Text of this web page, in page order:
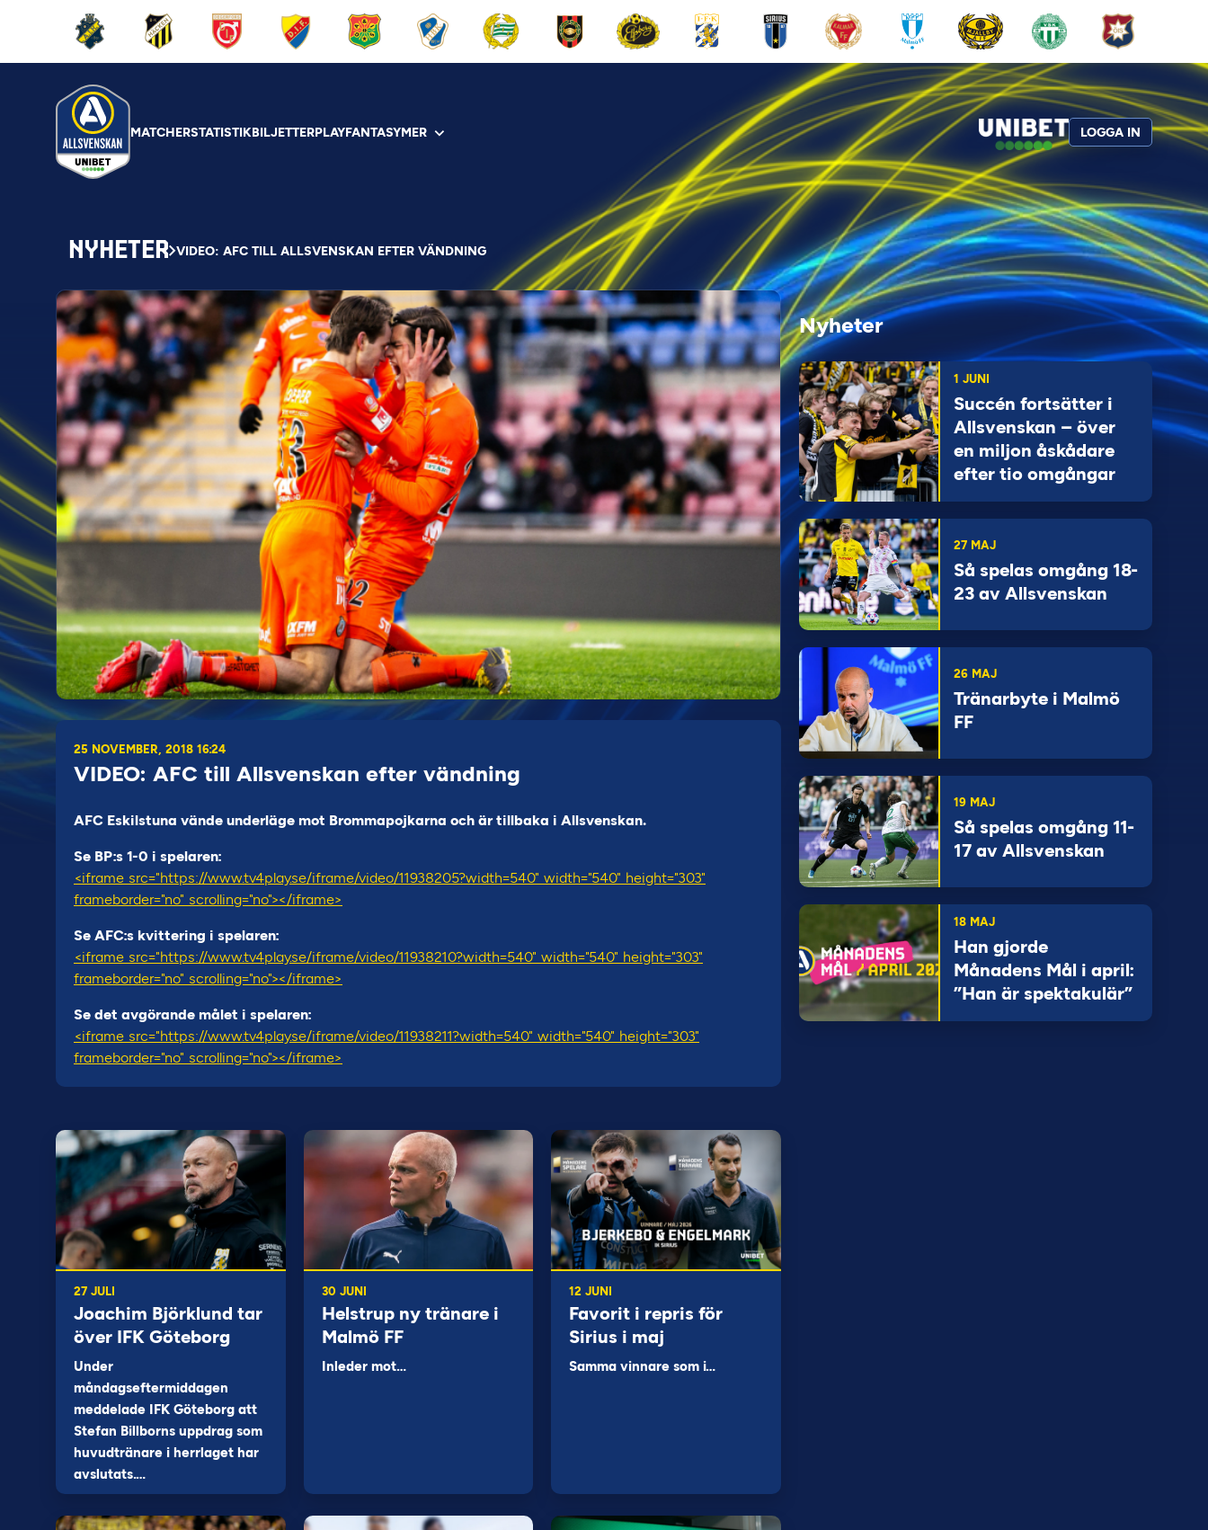
MATCHERSTATISTIKBILJETTERPLAYFANTASYMER LOGGA IN
NYHETER VIDEO: AFC TILL ALLSVENSKAN EFTER VÄNDNING
25 NOVEMBER, 2018 16:24
VIDEO: AFC till Allsvenskan efter vändning
AFC Eskilstuna vände underläge mot Brommapojkarna och är tillbaka i Allsvenskan.
Se BP:s 1-0 i spelaren:
<iframe src="https://www.tv4play.se/iframe/video/11938205?width=540" width="540" height="303"
frameborder="no" scrolling="no"></iframe>
Se AFC:s kvittering i spelaren:
<iframe src="https://www.tv4play.se/iframe/video/11938210?width=540" width="540" height="303"
frameborder="no" scrolling="no"></iframe>
Se det avgörande målet i spelaren:
<iframe src="https://www.tv4play.se/iframe/video/11938211?width=540" width="540" height="303"
frameborder="no" scrolling="no"></iframe>
27 JULI
Joachim Björklund tar
över IFK Göteborg
Under
måndagseftermiddagen
meddelade IFK Göteborg att
Stefan Billborns uppdrag som
huvudtränare i herrlaget har
avslutats.…
30 JUNI
Helstrup ny tränare i
Malmö FF
Inleder mot…
12 JUNI
Favorit i repris för
Sirius i maj
Samma vinnare som i…
Nyheter
1 JUNI
Succén fortsätter i
Allsvenskan – över
en miljon åskådare
efter tio omgångar
27 MAJ
Så spelas omgång 18-
23 av Allsvenskan
26 MAJ
Tränarbyte i Malmö
FF
19 MAJ
Så spelas omgång 11-
17 av Allsvenskan
18 MAJ
Han gjorde
Månadens Mål i april:
”Han är spektakulär”